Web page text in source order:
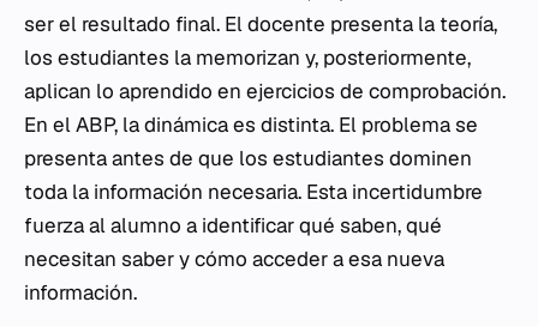
ser el resultado final. El docente presenta la teoría,
los estudiantes la memorizan y, posteriormente,
aplican lo aprendido en ejercicios de comprobación.
En el ABP, la dinámica es distinta. El problema se
presenta antes de que los estudiantes dominen
toda la información necesaria. Esta incertidumbre
fuerza al alumno a identificar qué saben, qué
necesitan saber y cómo acceder a esa nueva
información.